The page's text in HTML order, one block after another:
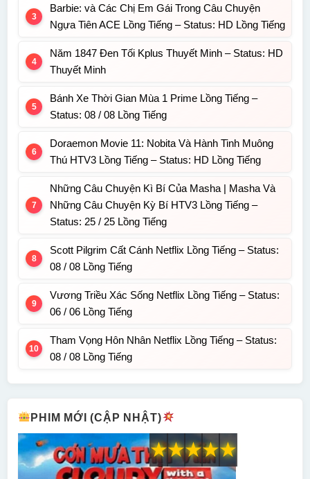
Barbie: và Các Chị Em Gái Trong Câu Chuyện
Ngựa Tiên ACE Lồng Tiếng – Status: HD Lồng Tiếng
Năm 1847 Đen Tối Kplus Thuyết Minh – Status: HD
Thuyết Minh
Bánh Xe Thời Gian Mùa 1 Prime Lồng Tiếng –
Status: 08 / 08 Lồng Tiếng
Doraemon Movie 11: Nobita Và Hành Tinh Muông
Thú HTV3 Lồng Tiếng – Status: HD Lồng Tiếng
Những Câu Chuyện Kì Bí Của Masha | Masha Và
Những Câu Chuyện Kỳ Bí HTV3 Lồng Tiếng –
Status: 25 / 25 Lồng Tiếng
Scott Pilgrim Cất Cánh Netflix Lồng Tiếng – Status:
08 / 08 Lồng Tiếng
Vương Triều Xác Sống Netflix Lồng Tiếng – Status:
06 / 06 Lồng Tiếng
Tham Vọng Hôn Nhân Netflix Lồng Tiếng – Status:
08 / 08 Lồng Tiếng
PHIM MỚI (CẬP NHẬT)
★
★
★
★
★